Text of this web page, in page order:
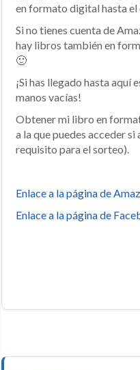
en formato digital hasta el
Si no tienes cuenta de
hay libros también en
🙂
¡Si has llegado hasta aquí
manos vacías!
Obtener mi libro en
a la que puedes acceder
requisito para el sorteo).
Enlace a la página de
Enlace a la página de